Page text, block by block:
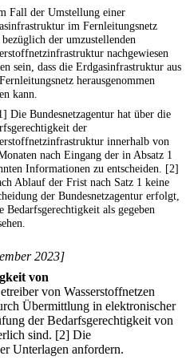
Fall der Umstellung einer
im Fernleitungsnetz
bezüglich der umzustellenden
nachgewiesen
sein, dass die Erdgasinfrastruktur aus
herausgenommen
kann.
Die Bundesnetzagentur hat über die
der
innerhalb von
nach Eingang der in Absatz 1
Informationen zu entscheiden. [2]
Ablauf der Frist nach Satz 1 keine
der Bundesnetzagentur erfolgt,
Bedarfsgerechtigkeit als gegeben
2023]
von
von Wasserstoffnetzen
Übermittlung in elektronischer
der Bedarfsgerechtigkeit von
sind. [2] Die
Unterlagen anfordern.